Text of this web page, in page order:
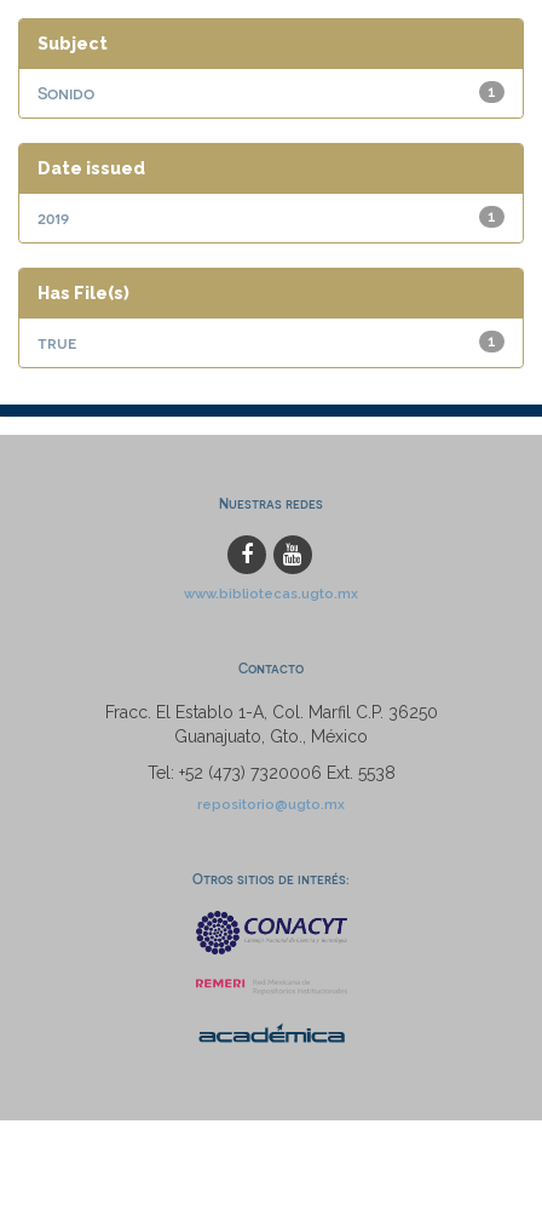
Subject
1
Sonido
Date issued
1
2019
Has File(s)
1
true
Nuestras redes
www.bibliotecas.ugto.mx
Contacto
Fracc. El Establo 1-A, Col. Marfil C.P. 36250
Guanajuato, Gto., México
Tel: +52 (473) 7320006 Ext. 5538
repositorio@ugto.mx
Otros sitios de interés: